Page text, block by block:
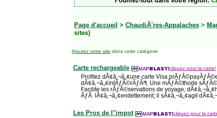
Page d'accueil > ChaudiÃ¨res-Appalaches >
sites)
Ajoutez votre site dans cette catégorie
Carte rechargeable cliquez pour la carte!
Profitez dÃ¢â‚¬â„¢une carte Visa
dÃ¢â‚¬â„¢intÃƒÂ©rÃƒÂªt. Une mÃƒÂ©thode
Facilite les rÃƒÂ©servations de voyage,
ÃƒÂ lÃ¢â‚¬â„¢endettement; il sÃ¢â‚¬â„¢agit
Les Pros de l''impot cliquez pour la